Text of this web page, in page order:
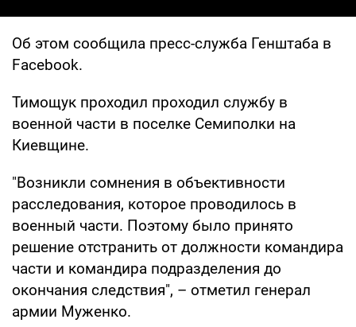
Об этом сообщила пресс-служба Генштаба в
Facebook.
Тимощук проходил проходил службу в
военной части в поселке Семиполки на
Киевщине.
"Возникли сомнения в объективности
расследования, которое проводилось в
военный части. Поэтому было принято
решение отстранить от должности командира
части и командира подразделения до
окончания следствия", – отметил генерал
армии Муженко.